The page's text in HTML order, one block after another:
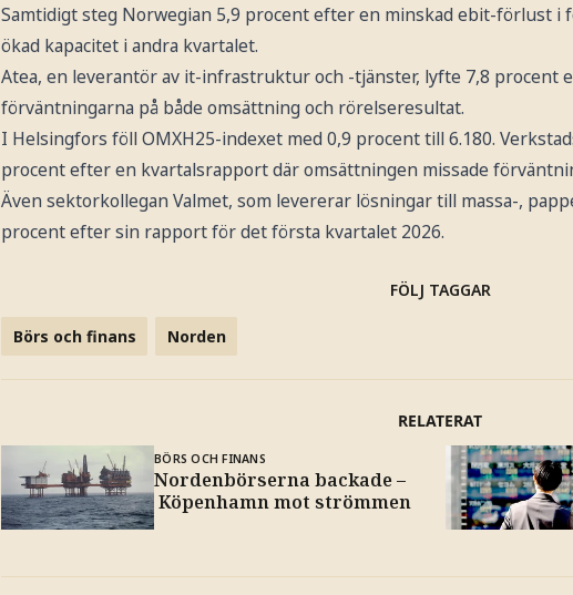
Samtidigt steg Norwegian 5,9 procent efter en minskad ebit-förlust i
ökad kapacitet i andra kvartalet.
Atea, en leverantör av it-infrastruktur och -tjänster, lyfte 7,8 procent
förväntningarna på både omsättning och rörelseresultat.
I Helsingfors föll OMXH25-indexet med 0,9 procent till 6.180.
procent efter en kvartalsrapport där omsättningen missade
Även sektorkollegan Valmet, som levererar lösningar till massa-,
procent efter sin rapport för det första kvartalet 2026.
FÖLJ TAGGAR
Börs och finans Norden
RELATERAT
BÖRS OCH FINANS
Nordenbörserna backade –
Köpenhamn mot strömmen